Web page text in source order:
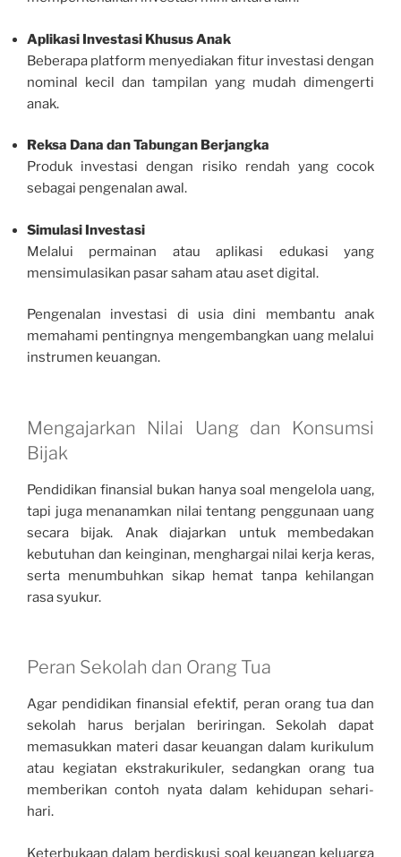
Aplikasi Investasi Khusus Anak
Beberapa platform menyediakan fitur investasi dengan
nominal kecil dan tampilan yang mudah dimengerti
anak.
Reksa Dana dan Tabungan Berjangka
Produk investasi dengan risiko rendah yang cocok
sebagai pengenalan awal.
Simulasi Investasi
Melalui permainan atau aplikasi edukasi yang
mensimulasikan pasar saham atau aset digital.
Pengenalan investasi di usia dini membantu anak
memahami pentingnya mengembangkan uang melalui
instrumen keuangan.
Mengajarkan Nilai Uang dan Konsumsi
Bijak
Pendidikan finansial bukan hanya soal mengelola uang,
tapi juga menanamkan nilai tentang penggunaan uang
secara bijak. Anak diajarkan untuk membedakan
kebutuhan dan keinginan, menghargai nilai kerja keras,
serta menumbuhkan sikap hemat tanpa kehilangan
rasa syukur.
Peran Sekolah dan Orang Tua
Agar pendidikan finansial efektif, peran orang tua dan
sekolah harus berjalan beriringan. Sekolah dapat
memasukkan materi dasar keuangan dalam kurikulum
atau kegiatan ekstrakurikuler, sedangkan orang tua
memberikan contoh nyata dalam kehidupan sehari-
hari.
Keterbukaan dalam berdiskusi soal keuangan keluarga